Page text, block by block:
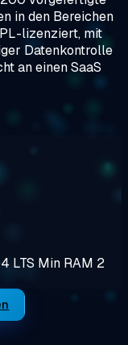
in den Bereichen
lizenziert, mit
Datenkontrolle
an einen SaaS
LTS Min RAM 2